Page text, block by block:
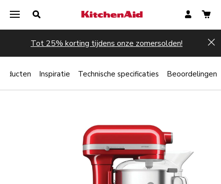
Tot 25% korting tijdens onze zomersolden!
Inspiratie Technische specificaties Beoordelingen